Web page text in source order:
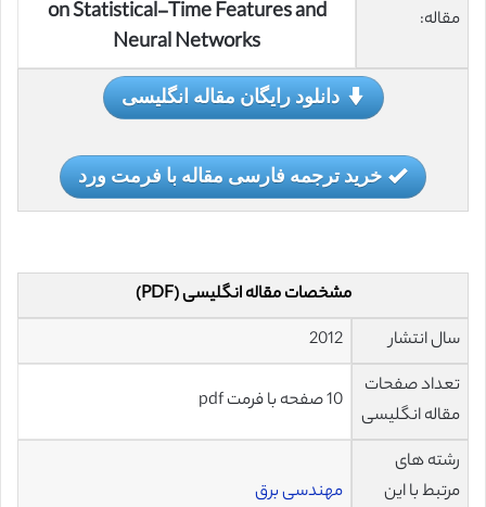
مقاله:
on Statistical-Time Features and
Neural Networks
دانلود رایگان مقاله انگلیسی
خرید ترجمه فارسی مقاله با فرمت ورد
مشخصات مقاله انگلیسی (PDF)
سال انتشار
2012
تعداد صفحات
مقاله انگلیسی
10 صفحه با فرمت pdf
رشته های
مرتبط با این
مهندسی برق